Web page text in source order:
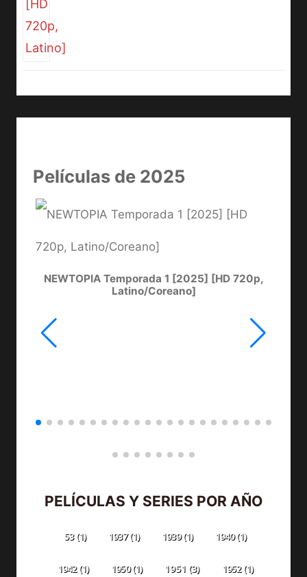
Películas de 2025
NEWTOPIA Temporada 1 [2025] [HD 720p,
Latino/Coreano]
PELÍCULAS Y SERIES POR AÑO
53(1) 1937(1) 1939(1) 1940(1)
1942(1) 1950(1) 1951 (3) 1952(1)